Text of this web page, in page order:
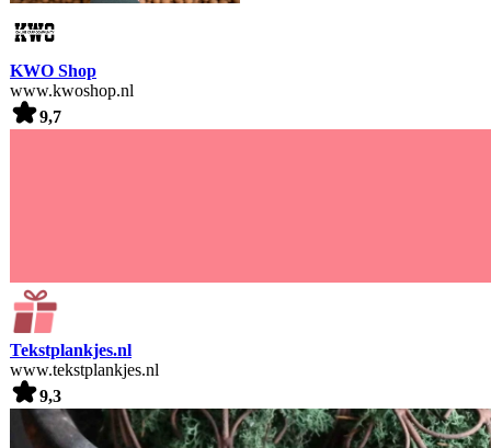
KWO Shop
www.kwoshop.nl
9,7
Tekstplankjes.nl
www.tekstplankjes.nl
9,3